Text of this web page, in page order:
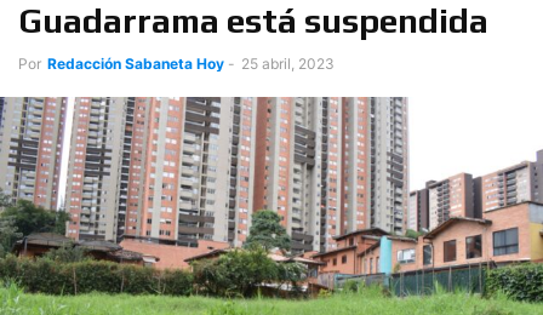
Guadarrama está suspendida
Por Redacción Sabaneta Hoy - 25 abril, 2023